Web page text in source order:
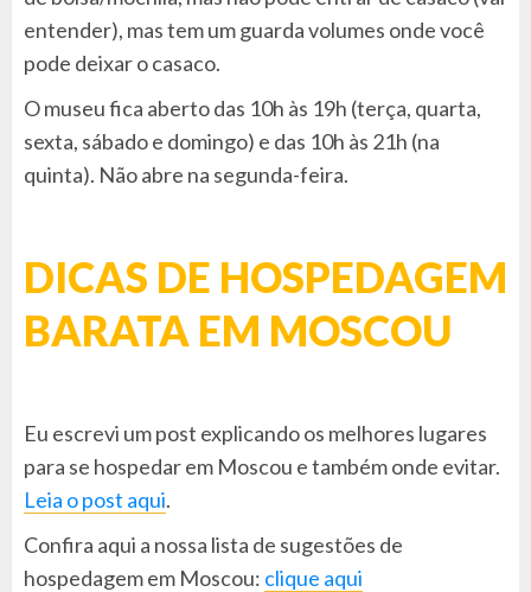
entender), mas tem um guarda volumes onde você
pode deixar o casaco.
O museu fica aberto das 10h às 19h (terça, quarta,
sexta, sábado e domingo) e das 10h às 21h (na
quinta). Não abre na segunda-feira.
DICAS DE HOSPEDAGEM
BARATA EM MOSCOU
Eu escrevi um post explicando os melhores lugares
para se hospedar em Moscou e também onde evitar.
Leia o post aqui.
Confira aqui a nossa lista de sugestões de
hospedagem em Moscou: clique aqui